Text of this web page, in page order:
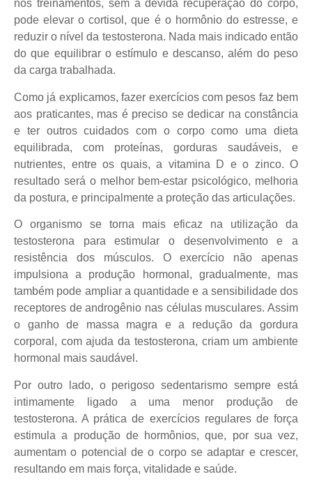
nos treinamentos, sem a devida recuperação do corpo,
pode elevar o cortisol, que é o hormônio do estresse, e
reduzir o nível da testosterona. Nada mais indicado então
do que equilibrar o estímulo e descanso, além do peso
da carga trabalhada.
Como já explicamos, fazer exercícios com pesos faz bem
aos praticantes, mas é preciso se dedicar na constância
e ter outros cuidados com o corpo como uma dieta
equilibrada, com proteínas, gorduras saudáveis, e
nutrientes, entre os quais, a vitamina D e o zinco. O
resultado será o melhor bem-estar psicológico, melhoria
da postura, e principalmente a proteção das articulações.
O organismo se torna mais eficaz na utilização da
testosterona para estimular o desenvolvimento e a
resistência dos músculos. O exercício não apenas
impulsiona a produção hormonal, gradualmente, mas
também pode ampliar a quantidade e a sensibilidade dos
receptores de androgênio nas células musculares. Assim
o ganho de massa magra e a redução da gordura
corporal, com ajuda da testosterona, criam um ambiente
hormonal mais saudável.
Por outro lado, o perigoso sedentarismo sempre está
intimamente ligado a uma menor produção de
testosterona. A prática de exercícios regulares de força
estimula a produção de hormônios, que, por sua vez,
aumentam o potencial de o corpo se adaptar e crescer,
resultando em mais força, vitalidade e saúde.